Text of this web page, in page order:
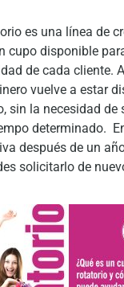
es una línea de
cupo disponible
de cada cliente.
vuelve a estar
sin la necesidad de
determinado.
después de un
solicitarlo de